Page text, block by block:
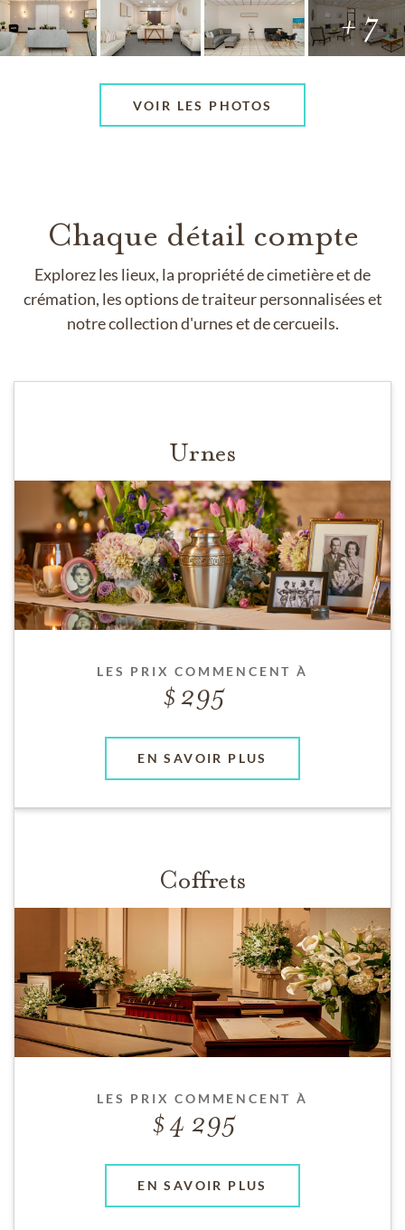
+ 7
VOIR LES PHOTOS
Chaque détail compte
Explorez les lieux, la propriété de cimetière et de
crémation, les options de traiteur personnalisées et
notre collection d'urnes et de cercueils.
Urnes
LES PRIX COMMENCENT À
295
EN SAVOIR PLUS
Coffrets
LES PRIX COMMENCENT À
4 295
EN SAVOIR PLUS